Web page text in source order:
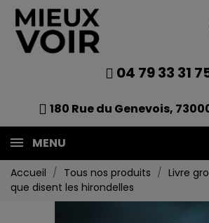
04 79 33 31
180 Rue du Genevois,
MENU
Accueil Tous nos produits Livre
que disent les hirondelles